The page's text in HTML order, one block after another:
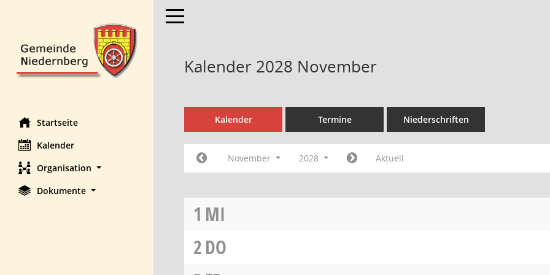
Startseite
Kalender
Organisation
Dokumente
Toggle navigation
Kalender 2028 November
Kalender Termine Niederschriften
November 2028 Aktuell
1 MI
2DO